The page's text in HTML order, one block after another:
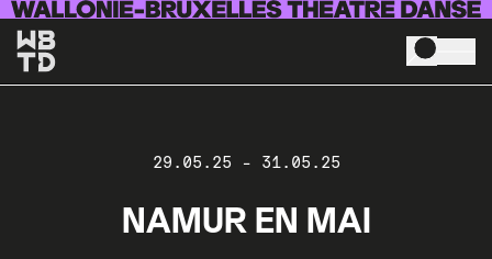
Skip to main content
29.05.25 - 31.05.25
NAMUR EN MAI